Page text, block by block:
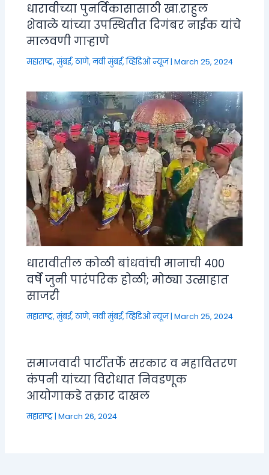
धारावीच्या पुनर्विकासासाठी खा.राहुल
शेवाळे यांच्या उपस्थितीत दिगंबर नाईक यांचे
मालवणी गाऱ्हाणे
महाराष्ट्र,मुंबई, ठाणे, नवी मुंबई,व्हिडिओ न्यूज|March 25, 2024
धारावीतील कोळी बांधवांची मानाची ४००
वर्षे जुनी पारंपरिक होळी; मोठ्या उत्साहात
साजरी
महाराष्ट्र,मुंबई, ठाणे, नवी मुंबई,व्हिडिओ न्यूज|March 25, 2024
समाजवादी पार्टीतर्फे सरकार व महावितरण
कंपनी यांच्या विरोधात निवडणूक
आयोगाकडे तक्रार दाखल
महाराष्ट्र|March 26, 2024